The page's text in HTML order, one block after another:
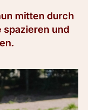
mitten durch
spazieren und